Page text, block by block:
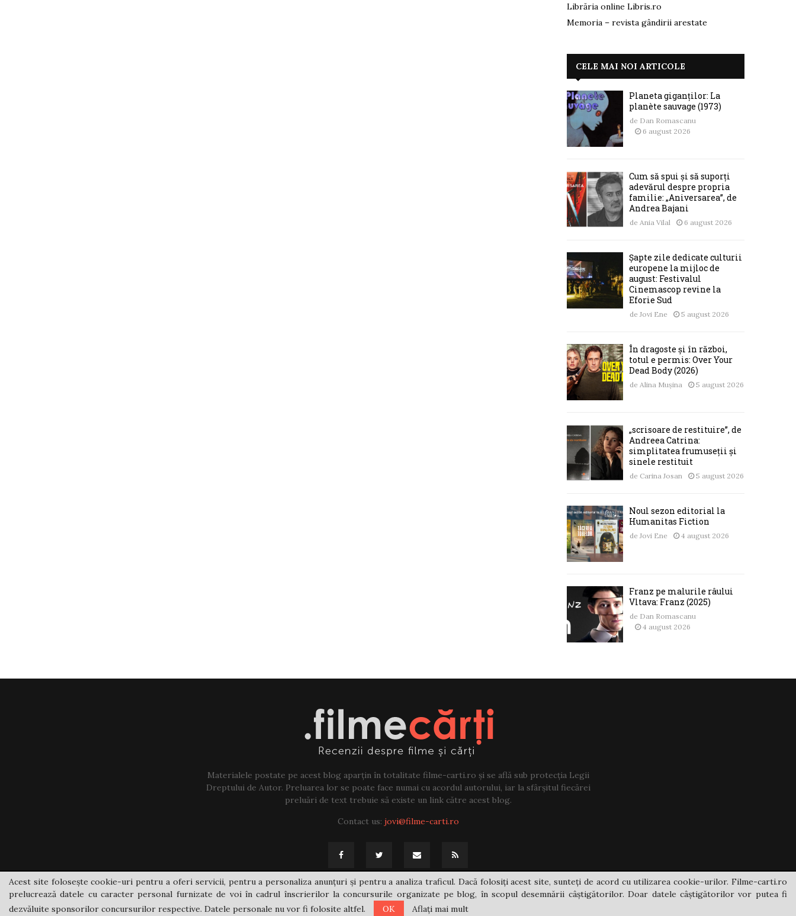
Librăria online Libris.ro
Memoria – revista gândirii arestate
CELE MAI NOI ARTICOLE
Planeta giganților: La
planète sauvage (1973)
de Dan Romascanu
6 august 2026
Cum să spui și să suporți
adevărul despre propria
familie: „Aniversarea”, de
Andrea Bajani
de Ania Vilal 6 august 2026
Șapte zile dedicate culturii
europene la mijloc de
august: Festivalul
Cinemascop revine la
Eforie Sud
de Jovi Ene 5 august 2026
În dragoste și în război,
totul e permis: Over Your
Dead Body (2026)
de Alina Mușina 5 august 2026
„scrisoare de restituire”, de
Andreea Catrina:
simplitatea frumuseții și
sinele restituit
de Carina Josan 5 august 2026
Noul sezon editorial la
Humanitas Fiction
de Jovi Ene 4 august 2026
Franz pe malurile râului
Vltava: Franz (2025)
de Dan Romascanu
4 august 2026
Materialele postate pe acest blog aparțin în totalitate filme-carti.ro și se află sub protecția Legii
Dreptului de Autor. Preluarea lor se poate face numai cu acordul autorului, iar la sfârșitul fiecărei
preluări de text trebuie să existe un link către acest blog.
Contact us: jovi@filme-carti.ro
@2021 - filme-carti.ro
Acest site folosește cookie-uri pentru a oferi servicii, pentru a personaliza anunțuri și pentru a analiza traficul. Dacă folosiți acest site, sunteți de acord cu utilizarea cookie-urilor. Filme-carti.ro
prelucrează datele cu caracter personal furnizate de voi în cadrul înscrierilor la concursurile organizate pe blog, în scopul desemnării câștigătorilor. Doar datele câștigătorilor vor putea fi
dezvăluite sponsorilor concursurilor respective. Datele personale nu vor fi folosite altfel.
OK Aflați mai mult